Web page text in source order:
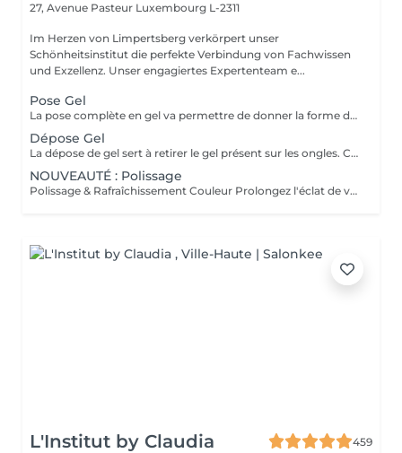
27, Avenue Pasteur Luxembourg L-2311
Im Herzen von Limpertsberg verkörpert unser
Schönheitsinstitut die perfekte Verbindung von Fachwissen
und Exzellenz. Unser engagiertes Expertenteam e...
Pose Gel
La pose complète en gel va permettre de donner la forme désirée en rallongeant (ou pas) les ongles (préalablement préparés) soit par la technique du chablon (rallongement au gel) soit par les capsules. Ensuite vient la pose du gel qui sera façonné et enfin la pose de la couleur ou de la French.
Dépose Gel
La dépose de gel sert à retirer le gel présent sur les ongles. Cette prestation comprend uniquement le ponçage du gel et le raccourcissement des ongles.
NOUVEAUTÉ : Polissage
Polissage & Rafraîchissement Couleur Prolongez l'éclat de votre pose en toute simplicité. Après une pose complète ou un remplissage, profitez de ce service rapide qui permet de rafraîchir vos ongles sans recommencer une prestation complète. Nous préparons délicatement la surface existante, lissons la repousse et appliquons la couleur de votre choix pour un effet propre et soigné. Idéal entre deux remplissages, ce rendez-vous express vous offre des ongles impeccables et la liberté de changer de teinte selon vos envies.
L'Institut by Claudia
459